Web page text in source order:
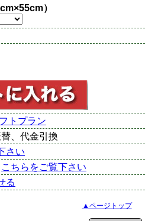
）
トプラン
、代金引換
さい
こちらをご覧下さい
る
▲ページトップ